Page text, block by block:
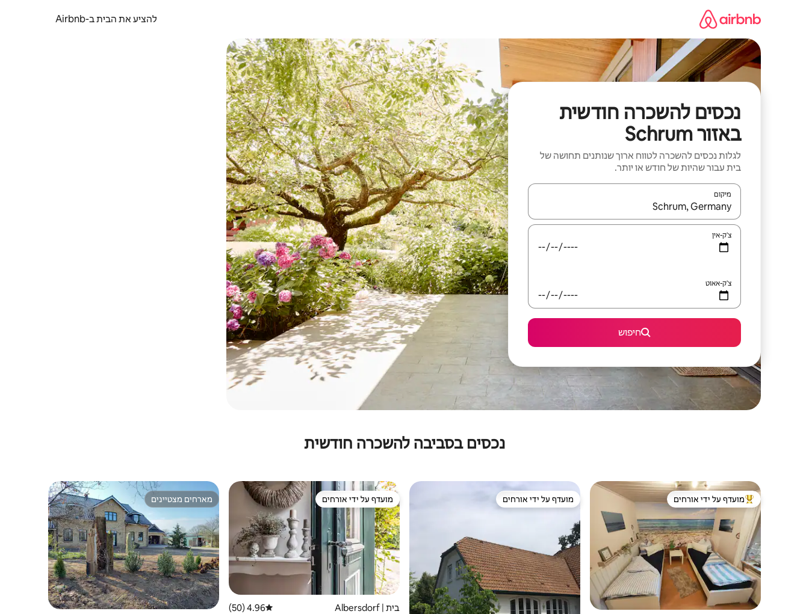
להציע את הבית ב-Airbnb
נכסים להשכרה חודשית
באזור Schrum
לגלות נכסים להשכרה לטווח ארוך שנותנים תחושה של
בית עבור שהיות של חודש או יותר.
מיקום
כאשר התוצאות יהיו זמינות, יש לנווט עם מקשי החיצים למעלה ולמטה או לעיין בעזרת תנועות מגע או החלקה.
צ'ק-אין
צ'ק-אאוט
חיפוש
נכסים בסביבה להשכרה חודשית
מוביל בקרב נכסים מועדפים על ידי אורחים
מועדף על ידי אורחים מועדף על ידי אורחים
מועדף על ידי אורחים מועדף על ידי אורחים
מועדף על ידי אורחים
בית | Albersdorf דירוג ממוצע של 4.96 מתוך 5, 50 ביקורות
4.96 (50)
מארחים מצטיינים
מארחים מצטיינים